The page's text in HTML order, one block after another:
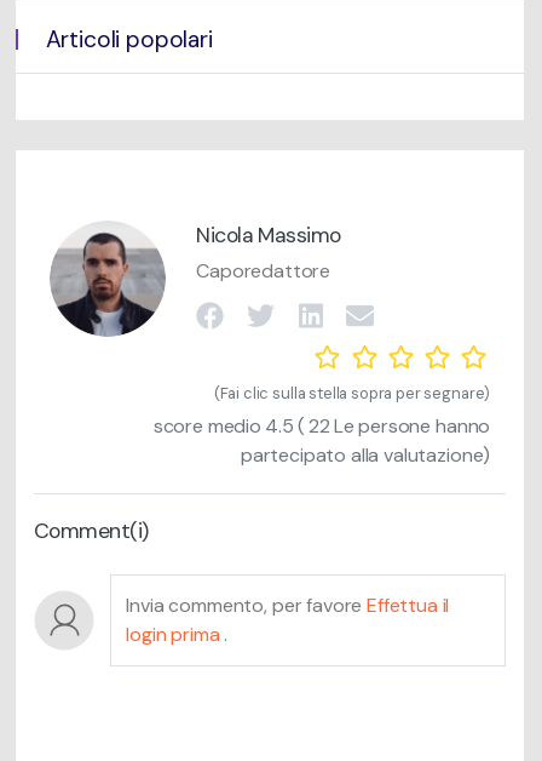
Articoli popolari
Nicola Massimo
Caporedattore
(Fai clic sulla stella sopra per segnare)
score medio 4.5(22Le persone hanno
partecipato alla valutazione)
Comment(i)
Invia commento, per favore Effettua il
login prima .